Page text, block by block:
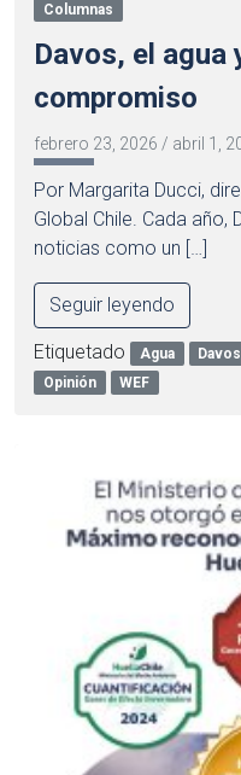
Columnas
Davos, el agua
compromiso
febrero 23, 2026 / abril 1,
Por Margarita Ducci,
Global Chile. Cada año,
noticias como un […]
Seguir leyendo
Etiquetado Agua Davos
Opinión
WEF